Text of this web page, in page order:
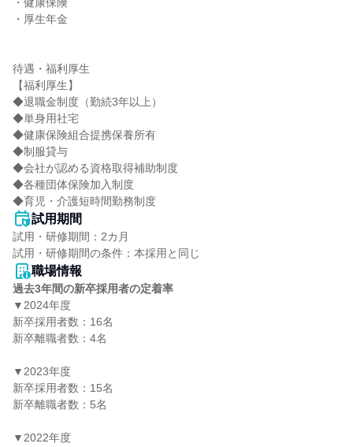
・厚生年金
待遇・福利厚生
【福利厚生】
◆退職金制度（勤続3年以上）
◆単身用社宅
◆健康保険組合提携保養所有
◆制服貸与
◆会社が認める資格取得補助制度
◆各種団体保険加入制度
◆育児・介護短時間勤務制度
試用期間
試用・研修期間：2カ月
職場情報
過去3年間の新卒採用者の定着率
▼2024年度
新卒採用者数：16名
新卒離職者数：4名
▼2023年度
新卒採用者数：15名
新卒離職者数：5名
▼2022年度